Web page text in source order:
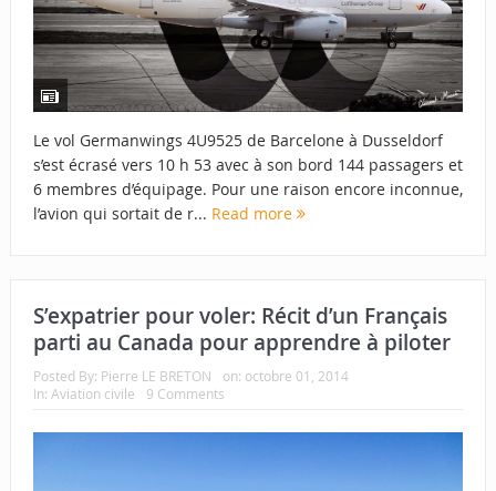
Le vol Germanwings 4U9525 de Barcelone à Dusseldorf
s’est écrasé vers 10 h 53 avec à son bord 144 passagers et
6 membres d’équipage. Pour une raison encore inconnue,
l’avion qui sortait de r... Read more
S’expatrier pour voler: Récit d’un Français
parti au Canada pour apprendre à piloter
Posted By: Pierre LE BRETON on: octobre 01, 2014
In: Aviation civile 9 Comments